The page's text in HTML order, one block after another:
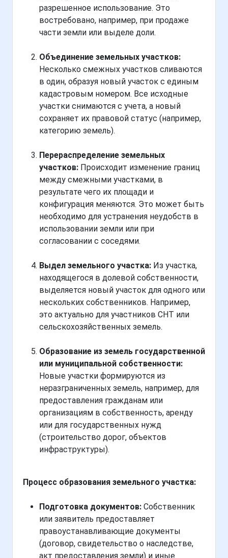
разрешенное использование. Это
востребовано, например, при продаже
части земли или выделе доли.
Объединение земельных участков:
Несколько смежных участков сливаются
в один, образуя новый участок с единым
кадастровым номером. Все исходные
участки снимаются с учета, а новый
сохраняет их правовой статус (например,
категорию земель).
Перераспределение земельных
участков: Происходит изменение границ
между смежными участками, в
результате чего их площади и
конфигурация меняются. Это может быть
необходимо для устранения неудобств в
использовании земли или при
согласовании с соседями.
Выдел земельного участка: Из участка,
находящегося в долевой собственности,
выделяется новый участок для одного или
нескольких собственников. Например,
это актуально для участников СНТ или
сельскохозяйственных земель.
Образование из земель государственной
или муниципальной собственности:
Новые участки формируются из
неразграниченных земель, например, для
предоставления гражданам или
организациям в собственность, аренду
или для государственных нужд
(строительство дорог, объектов
инфраструктуры).
Процесс образования земельного участка:
Подготовка документов: Собственник
или заявитель предоставляет
правоустанавливающие документы
(договор, свидетельство о наследстве,
акт предоставления земли) и иные